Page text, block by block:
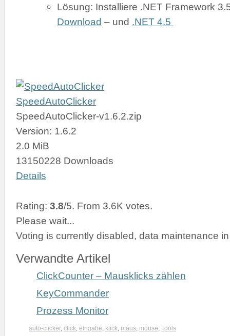
Lösung: Installiere .NET Framework
Download – und .NET 4.5
SpeedAutoClicker
SpeedAutoClicker-v1.6.2.zip
Version: 1.6.2
2.0 MiB
13150228 Downloads
Details
Rating: 3.8/5. From 3.6K votes.
Please wait...
Voting is currently disabled, data maintenance
Verwandte Artikel
ClickCounter – Mausklicks zählen
KeyCommander
Prozess Monitor
auto-clicker, click, eingabe, klick, maus, mouse, Tools